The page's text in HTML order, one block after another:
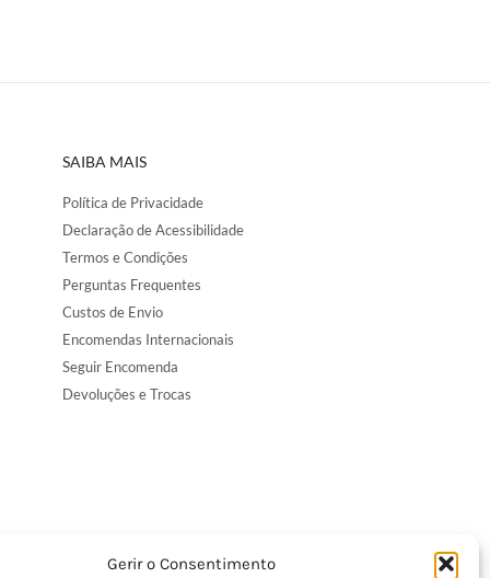
Gerir o Consentimento
SAIBA MAIS
Política de Privacidade
Declaração de Acessibilidade
Termos e Condições
Perguntas Frequentes
Custos de Envio
Encomendas Internacionais
Seguir Encomenda
Devoluções e Trocas